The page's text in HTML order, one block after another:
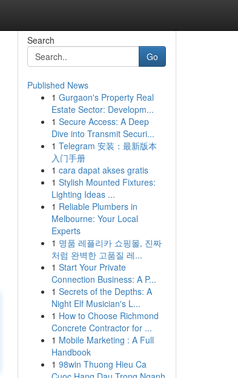
Search
Go
Published News
1 Gurgaon's Property Real
Estate Sector: Developm...
1 Secure Access: A Deep
Dive into Transmit Securi...
1 Telegram 安装：最新版本
入门手册
1 cara dapat akses gratis
1 Stylish Mounted Fixtures:
Lighting Ideas ...
1 Reliable Plumbers in
Melbourne: Your Local
Experts
1 명품 레플리카 쇼핑몰, 진짜
처럼 완벽한 고품질 레...
1 Start Your Private
Connection Business: A P...
1 Secrets of the Depths: A
Night Elf Musician's L...
1 How to Choose Richmond
Concrete Contractor for ...
1 Mobile Marketing : A Full
Handbook
1 98win Thuong Hieu Ca